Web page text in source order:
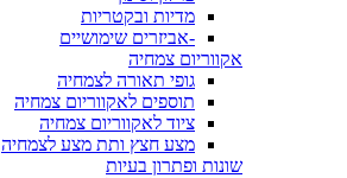
מדיות ובקטריות
-אביזרים שימושיים
אקווריום צמחיה
גופי תאורה לצמחיה
תוספים לאקווריום צמחיה
ציוד לאקווריום צמחיה
מצע חצץ ותת מצע לצמחיה
שונות ופתרון בעיות